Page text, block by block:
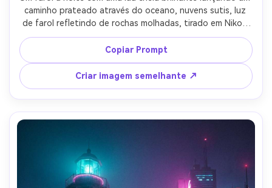
caminho prateado através do oceano, nuvens sutis, luz
de farol refletindo de rochas molhadas, tirado em Nikon
Z9, lente de 50 mm, f/1.8, aparência noturna de baixo
ruído, foco nítido, contraste cinematográfico, destaques
fotorealistas e sombras-AR 4:5
Copiar Prompt
Criar imagem semelhante ↗